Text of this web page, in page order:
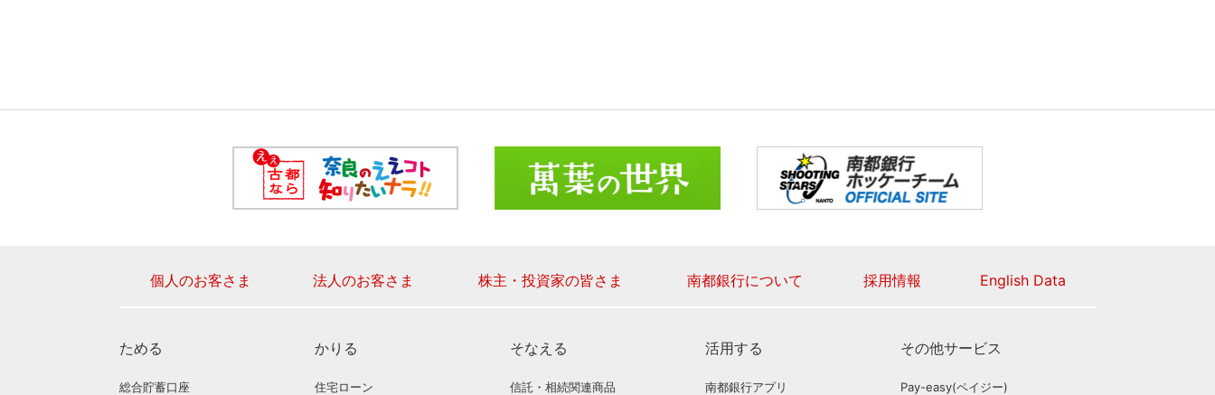
個人のお客さま 法人のお客さま 株主・投資家の皆さま 南都銀行について 採用情報 English Data
ためる
総合貯蓄口座
かりる
住宅ローン
そなえる
信託・相続関連商品
活用する
南都銀行アプリ
その他サービス
Pay-easy(ペイジー)